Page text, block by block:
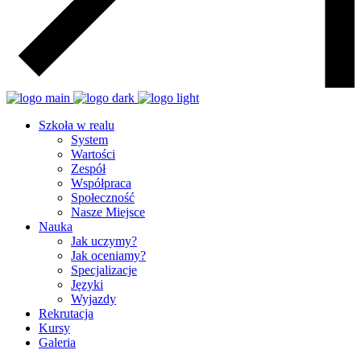
Szkoła w realu
System
Wartości
Zespół
Współpraca
Społeczność
Nasze Miejsce
Nauka
Jak uczymy?
Jak oceniamy?
Specjalizacje
Języki
Wyjazdy
Rekrutacja
Kursy
Galeria